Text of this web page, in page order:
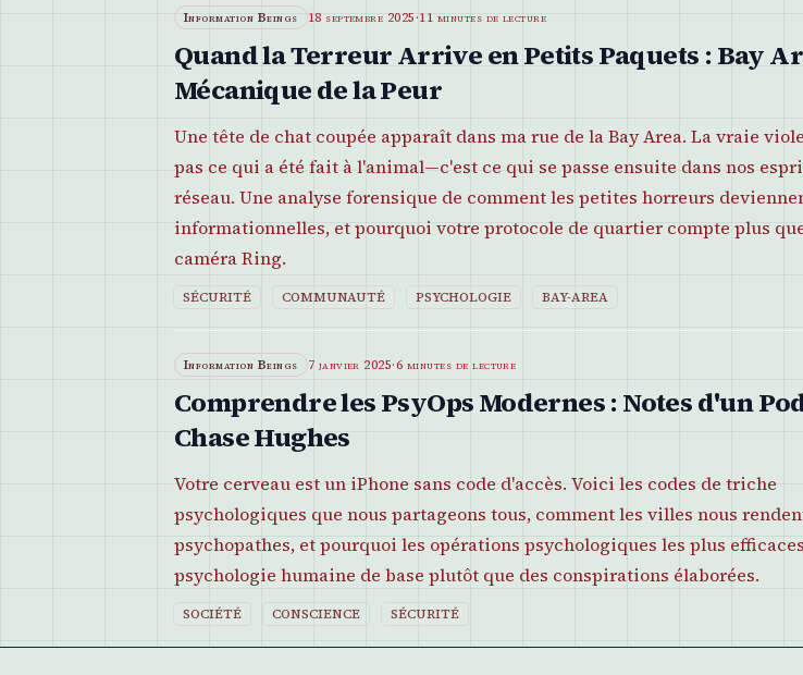
Information Beings 18 septembre 2025·11 minutes de lecture
Quand la Terreur Arrive en Petits Paquets : Bay
Mécanique de la Peur
Une tête de chat coupée apparaît dans ma rue de la Bay Area. La vraie
pas ce qui a été fait à l'animal—c'est ce qui se passe ensuite dans nos
réseau. Une analyse forensique de comment les petites horreurs
informationnelles, et pourquoi votre protocole de quartier compte plus
caméra Ring.
SÉCURITÉ COMMUNAUTÉ PSYCHOLOGIE BAY-AREA
Information Beings 7 janvier 2025·6 minutes de lecture
Comprendre les PsyOps Modernes : Notes d'un
Chase Hughes
Votre cerveau est un iPhone sans code d'accès. Voici les codes de triche
psychologiques que nous partageons tous, comment les villes nous
psychopathes, et pourquoi les opérations psychologiques les plus
psychologie humaine de base plutôt que des conspirations élaborées.
SOCIÉTÉ CONSCIENCE SÉCURITÉ